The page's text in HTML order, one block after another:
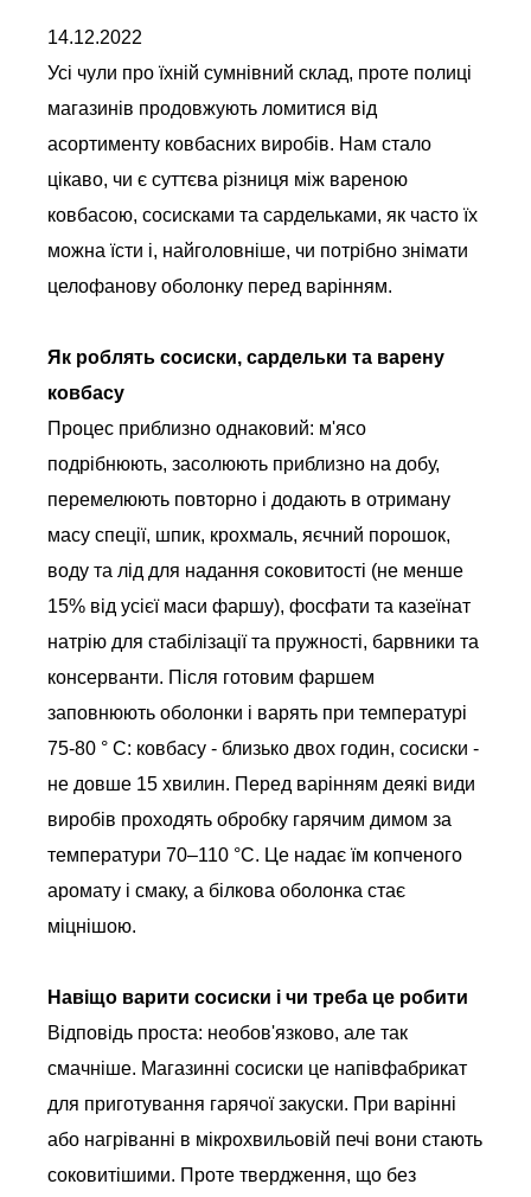
14.12.2022
Усі чули про їхній сумнівний склад, проте полиці
магазинів продовжують ломитися від
асортименту ковбасних виробів. Нам стало
цікаво, чи є суттєва різниця між вареною
ковбасою, сосисками та сардельками, як часто їх
можна їсти і, найголовніше, чи потрібно знімати
целофанову оболонку перед варінням.
Як роблять сосиски, сардельки та варену
ковбасу
Процес приблизно однаковий: м'ясо
подрібнюють, засолюють приблизно на добу,
перемелюють повторно і додають в отриману
масу спеції, шпик, крохмаль, яєчний порошок,
воду та лід для надання соковитості (не менше
15% від усієї маси фаршу), фосфати та казеїнат
натрію для стабілізації та пружності, барвники та
консерванти. Після готовим фаршем
заповнюють оболонки і варять при температурі
75-80 ° С: ковбасу - близько двох годин, сосиски -
не довше 15 хвилин. Перед варінням деякі види
виробів проходять обробку гарячим димом за
температури 70–110 °С. Це надає їм копченого
аромату і смаку, а білкова оболонка стає
міцнішою.
Навіщо варити сосиски і чи треба це робити
Відповідь проста: необов'язково, але так
смачніше. Магазинні сосиски це напівфабрикат
для приготування гарячої закуски. При варінні
або нагріванні в мікрохвильовій печі вони стають
соковитішими. Проте твердження, що без